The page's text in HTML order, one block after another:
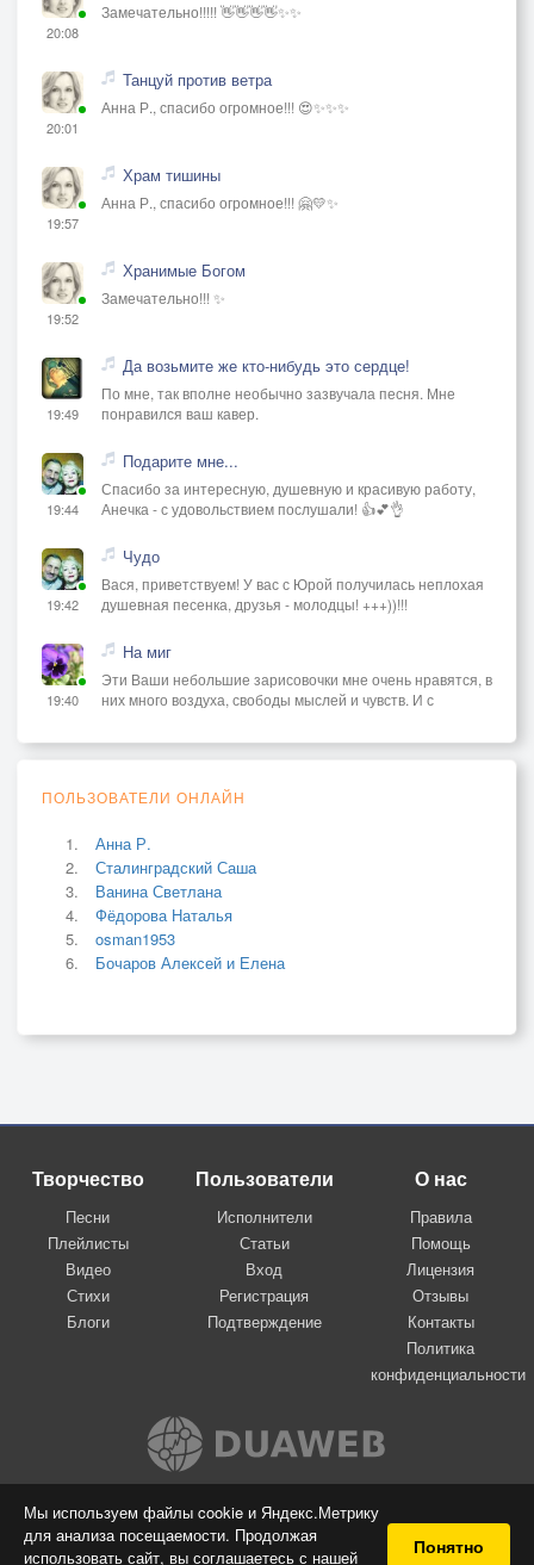
Мы используем файлы cookie и Яндекс.Метрику
для анализа посещаемости. Продолжая
использовать сайт, вы соглашаетесь с нашей
Понятно
20:08
Замечательно!!!!! 👋👋👋👋✨✨
20:01
Танцуй против ветра
Анна Р., спасибо огромное!!! 😍✨✨✨
19:57
Храм тишины
Анна Р., спасибо огромное!!! 🤗💛✨
19:52
Хранимые Богом
Замечательно!!! ✨
19:49
Да возьмите же кто-нибудь это сердце!
По мне, так вполне необычно зазвучала песня. Мне
понравился ваш кавер.
19:44
Подарите мне...
Спасибо за интересную, душевную и красивую работу,
Анечка - с удовольствием послушали! 👍💕👌
19:42
Чудо
Вася, приветствуем! У вас с Юрой получилась неплохая
душевная песенка, друзья - молодцы! +++))!!!
19:40
На миг
Эти Ваши небольшие зарисовочки мне очень нравятся, в
них много воздуха, свободы мыслей и чувств. И с
ПОЛЬЗОВАТЕЛИ ОНЛАЙН
Анна Р.
Сталинградский Саша
Ванина Светлана
Фёдорова Наталья
osman1953
Бочаров Алексей и Елена
Творчество
Песни
Плейлисты
Видео
Стихи
Блоги
Пользователи
Исполнители
Статьи
Вход
Регистрация
Подтверждение
О нас
Правила
Помощь
Лицензия
Отзывы
Контакты
Политика
конфиденциальности
Вконтакте
© 2009-2026 Я-пою